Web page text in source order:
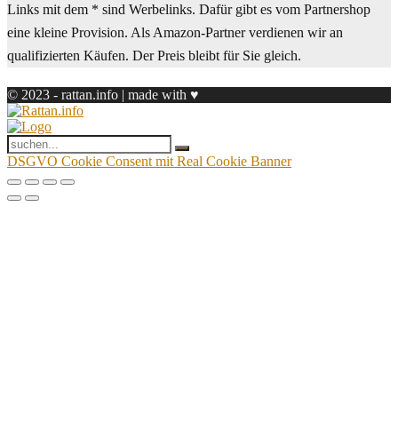
Links mit dem * sind Werbelinks. Dafür gibt es vom Partnershop
eine kleine Provision. Als Amazon-Partner verdienen wir an
qualifizierten Käufen. Der Preis bleibt für Sie gleich.
© 2023 - rattan.info | made with ♥
DSGVO Cookie Consent mit Real Cookie Banner